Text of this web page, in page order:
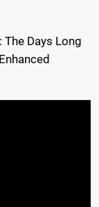
Days Long